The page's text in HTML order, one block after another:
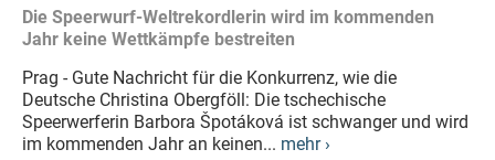
Die Speerwurf-Weltrekordlerin wird im kommenden
Jahr keine Wettkämpfe bestreiten
Prag - Gute Nachricht für die Konkurrenz, wie die
Deutsche Christina Obergföll: Die tschechische
Speerwerferin Barbora Špotáková ist schwanger und wird
im kommenden Jahr an keinen... mehr ›